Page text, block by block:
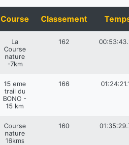
Course Classement
La
Course
nature
-7km
162
15 eme
trail du
BONO -
15 km
166
Course
nature
16kms
160